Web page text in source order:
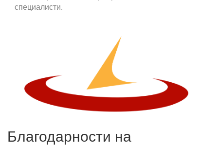
специалисти.
Благодарности на